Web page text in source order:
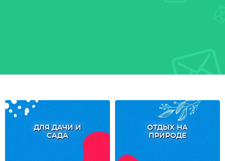
ДЛЯ ДАЧИ И
САДА
ОТДЫХ НА
ПРИРОДЕ